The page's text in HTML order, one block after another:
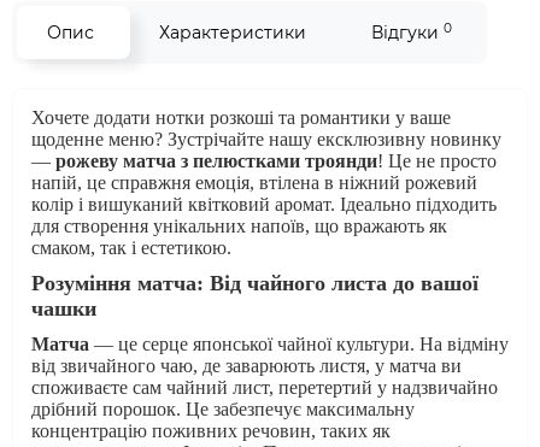
Опис Характеристики Відгуки 0
Хочете додати нотки розкоші та романтики у ваше
щоденне меню? Зустрічайте нашу ексклюзивну новинку
— рожеву матча з пелюстками троянди! Це не просто
напій, це справжня емоція, втілена в ніжний рожевий
колір і вишуканий квітковий аромат. Ідеально підходить
для створення унікальних напоїв, що вражають як
смаком, так і естетикою.
Розуміння матча: Від чайного листа до вашої
чашки
Матча — це серце японської чайної культури. На відміну
від звичайного чаю, де заварюють листя, у матча ви
споживаєте сам чайний лист, перетертий у надзвичайно
дрібний порошок. Це забезпечує максимальну
концентрацію поживних речовин, таких як